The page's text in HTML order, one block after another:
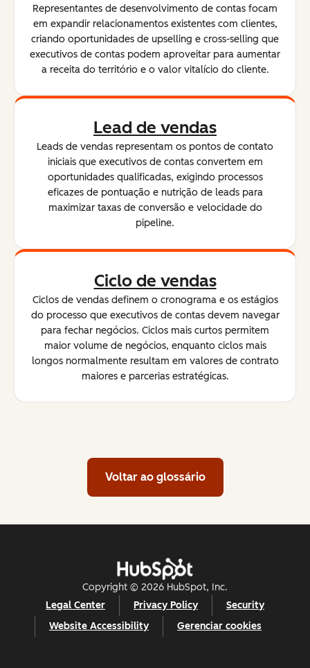
Representantes de desenvolvimento de contas focam
em expandir relacionamentos existentes com clientes,
criando oportunidades de upselling e cross-selling que
executivos de contas podem aproveitar para aumentar
a receita do território e o valor vitalício do cliente.
Lead de vendas
Leads de vendas representam os pontos de contato
iniciais que executivos de contas convertem em
oportunidades qualificadas, exigindo processos
eficazes de pontuação e nutrição de leads para
maximizar taxas de conversão e velocidade do
pipeline.
Ciclo de vendas
Ciclos de vendas definem o cronograma e os estágios
do processo que executivos de contas devem navegar
para fechar negócios. Ciclos mais curtos permitem
maior volume de negócios, enquanto ciclos mais
longos normalmente resultam em valores de contrato
maiores e parcerias estratégicas.
Voltar ao glossário
Copyright © 2026 HubSpot, Inc.
Legal Center
Privacy Policy
Security
Website Accessibility
Gerenciar cookies